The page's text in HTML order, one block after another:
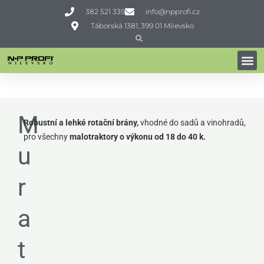
382 521 339
info@npprofi.cz
Táborská 1381, 399 01 MiIevsko
Search
Search
M
u
r
a
t
Robustní a lehké rotační brány,vhodné do sadů a vinohradů,
pro všechnymalotraktory o výkonu od 18 do 40 k.